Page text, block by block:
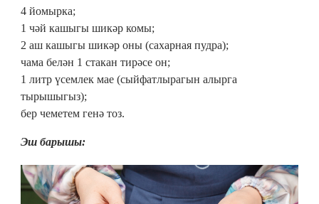
4 йомырка;
1 чәй кашыгы шикәр комы;
2 аш кашыгы шикәр оны (сахарная пудра);
чама белән 1 стакан тирәсе он;
1 литр үсемлек мае (сыйфатлырагын алырга
тырышыгыз);
бер чеметем генә тоз.
Эш барышы: